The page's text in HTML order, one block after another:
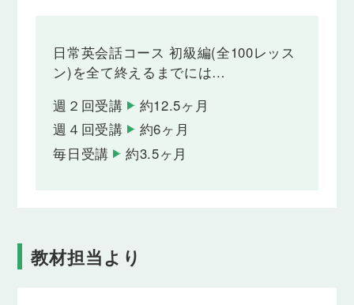
「ペット」をテーマに語彙・フレーズを学習
し、それらを使って講師と会話の練習を行い
ます。
Lesson 23
洋服１
「洋服」をテーマに語彙・フレーズを学習
し、それらを使って講師と会話の練習を行い
し、それらを使って講師と会話の練習を行い
ます。
日常英会話コース 初級編(全100レッス
ン)を全て終えるまでには…
週２回受講
約12.5ヶ月
週４回受講
約6ヶ月
毎日受講
約3.5ヶ月
教材担当より